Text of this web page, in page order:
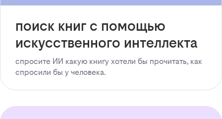
поиск книг с помощью
искусственного интеллекта
спросите ИИ какую книгу хотели бы прочитать, как
спросили бы у человека.